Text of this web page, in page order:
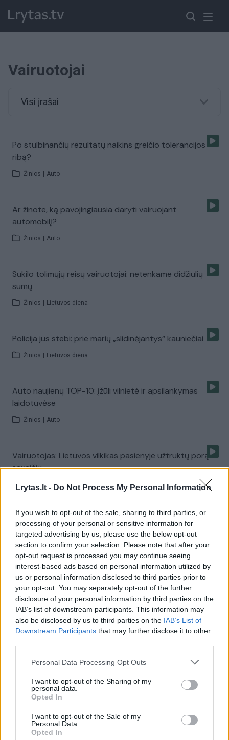
Lrytas.lt - Do Not Process My Personal Information
If you wish to opt-out of the sale, sharing to third parties, or
processing of your personal or sensitive information for
targeted advertising by us, please use the below opt-out
section to confirm your selection. Please note that after your
opt-out request is processed you may continue seeing
interest-based ads based on personal information utilized by
us or personal information disclosed to third parties prior to
your opt-out. You may separately opt-out of the further
disclosure of your personal information by third parties on the
IAB’s list of downstream participants. This information may
also be disclosed by us to third parties on the IAB’s List of
Downstream Participants that may further disclose it to other
Personal Data Processing Opt Outs
I want to opt-out of the Sharing of my
personal data.
Opted In
I want to opt-out of the Sale of my
Personal Data.
Opted In
Vairuotojai
Visi įrašai
Po stulbinančių rezultatų naikins greičio tolerancijos
ribą?
Žinios Auto
Ar žinote, ką pavojingiausia daryti vairuojant
automobilį?
Žinios Auto
Sukilo tolimųjų reisų vairuotojai: netenkame didžiulių
sumų
Žinios Lietuvos diena
Policija jus stebi: prie marių „slidinėjantys“ kauniečiai
Žinios Lietuvos diena
Auto naujienų TOP-10: įžūli vilnietė ir apsilankymas
laidotuvėse
Žinios Auto
Vairuotojas: Lietuvos vilkikas pasienyje užtruktų porą
savaičių
Žinios | Verslas
Lietuviui plyštų širdis: kaip draskomas 5 serijos BMW
Žinios Auto
Geraširdis vairuotojas rizikavo, gelbėdamas moterį nuo
lakstūnų
Žinios | Auto
Pavojingiausiame pasaulio kelyje vairuotojai kovoja su
vandenynu
Žinios | Auto
Kūrybingi broliai nufilmavo, ką tamsoje mato
vairuotojas
Žinios | Videobumas